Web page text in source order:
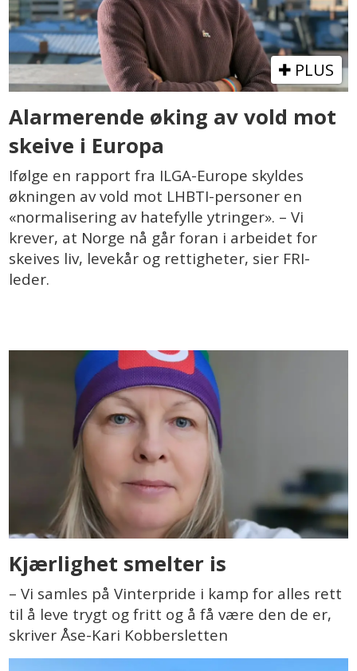
PLUS
Alarmerende øking av vold mot
skeive i Europa
Ifølge en rapport fra ILGA-Europe skyldes
økningen av vold mot LHBTI-personer en
«normalisering av hatefylle ytringer». – Vi
krever, at Norge nå går foran i arbeidet for
skeives liv, levekår og rettigheter, sier FRI-
leder.
Kjærlighet smelter is
– Vi samles på Vinterpride i kamp for alles rett
til å leve trygt og fritt og å få være den de er,
skriver Åse-Kari Kobbersletten